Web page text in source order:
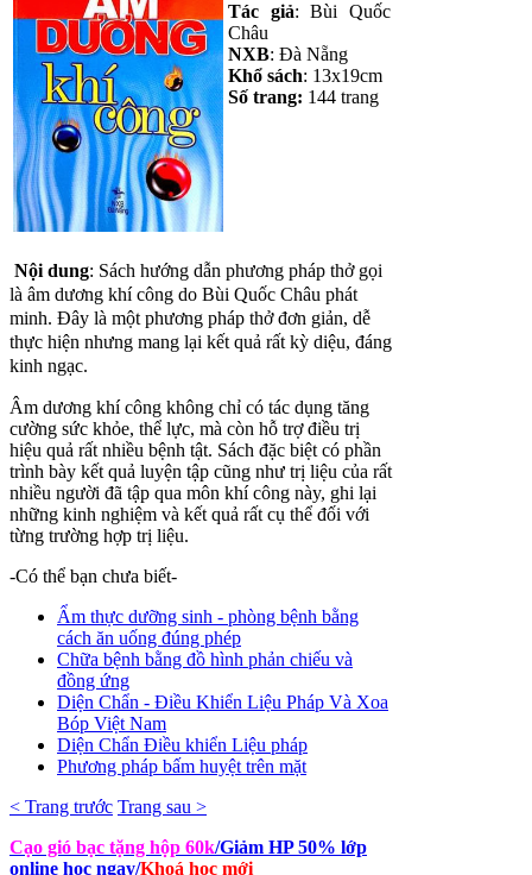
Tác giả: Bùi Quốc
Châu
NXB: Đà Nẵng
Khổ sách: 13x19cm
Số trang: 144 trang
Nội dung: Sách hướng dẫn phương pháp thở gọi
là âm dương khí công do Bùi Quốc Châu phát
minh. Đây là một phương pháp thở đơn giản, dễ
thực hiện nhưng mang lại kết quả rất kỳ diệu, đáng
kinh ngạc.
Âm dương khí công không chỉ có tác dụng tăng
cường sức khỏe, thể lực, mà còn hỗ trợ điều trị
hiệu quả rất nhiều bệnh tật. Sách đặc biệt có phần
trình bày kết quả luyện tập cũng như trị liệu của rất
nhiều người đã tập qua môn khí công này, ghi lại
những kinh nghiệm và kết quả rất cụ thể đối với
từng trường hợp trị liệu.
-Có thể bạn chưa biết-
Ẩm thực dưỡng sinh - phòng bệnh bằng
cách ăn uống đúng phép
Chữa bệnh bằng đồ hình phản chiếu và
đồng ứng
Diện Chẩn - Điều Khiển Liệu Pháp Và Xoa
Bóp Việt Nam
Diện Chẩn Điều khiển Liệu pháp
Phương pháp bấm huyệt trên mặt
< Trang trước Trang sau >
Cạo gió bạc tặng hộp 60k/Giảm HP 50% lớp
online học ngay/Khoá học mới